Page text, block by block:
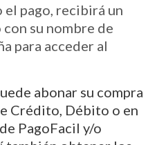
el pago, recibirá un
su nombre de
para acceder al
abonar su compra
Crédito, Débito o en
PagoFacil y/o